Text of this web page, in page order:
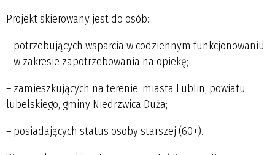
Projekt skierowany jest do osób:
– potrzebujących wsparcia w codziennym funkcjonowaniu
– w zakresie zapotrzebowania na opiekę;
– zamieszkujących na terenie: miasta Lublin, powiatu
lubelskiego, gminy Niedrzwica Duża;
– posiadających status osoby starszej (60+).